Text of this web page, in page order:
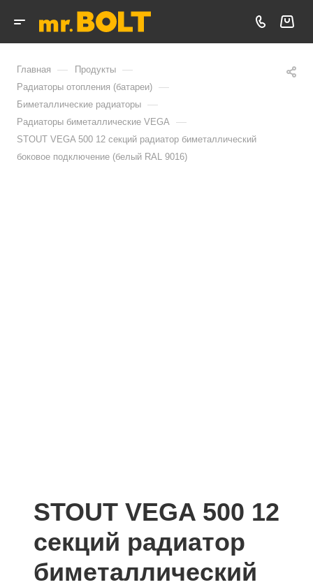
Главная — Продукты —
Радиаторы отопления (батареи) —
Биметаллические радиаторы —
Радиаторы биметаллические VEGA —
STOUT VEGA 500 12 секций радиатор биметаллический
боковое подключение (белый RAL 9016)
STOUT VEGA 500 12
секций радиатор
биметаллический